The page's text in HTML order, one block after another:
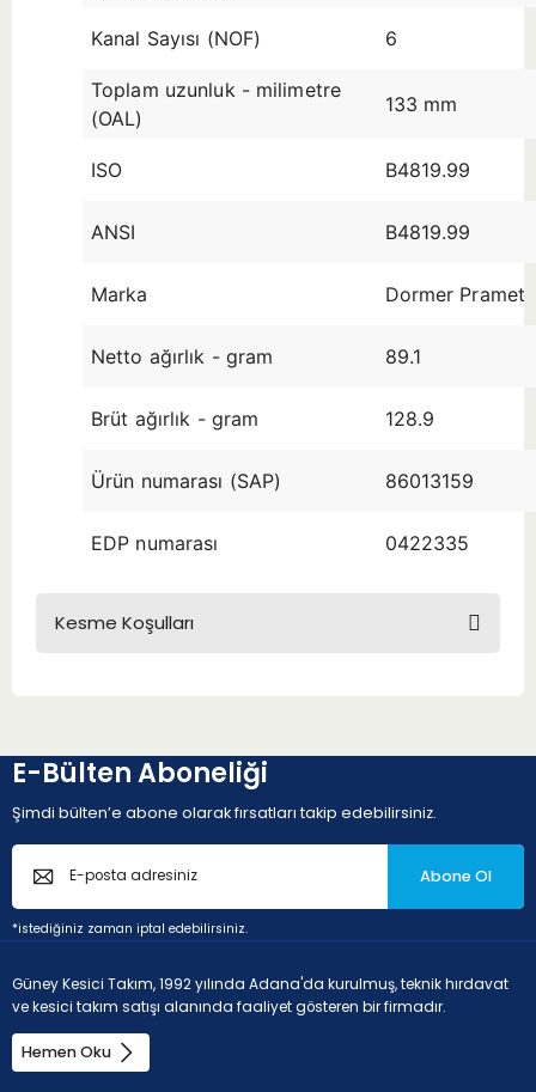
Kanal Sayısı (NOF) 6
Toplam uzunluk - milimetre
(OAL)
133 mm
ISO B4819.99
ANSI B4819.99
Marka Dormer Pramet
Netto ağırlık - gram 89.1
Brüt ağırlık - gram 128.9
Ürün numarası (SAP) 86013159
EDP numarası 0422335
Kesme Koşulları
E-Bülten Aboneliği
Şimdi bülten’e abone olarak fırsatları takip edebilirsiniz.
Abone Ol
*istediğiniz zaman iptal edebilirsiniz.
Güney Kesici Takım, 1992 yılında Adana'da kurulmuş, teknik hırdavat
ve kesici takım satışı alanında faaliyet gösteren bir firmadır.
Hemen Oku